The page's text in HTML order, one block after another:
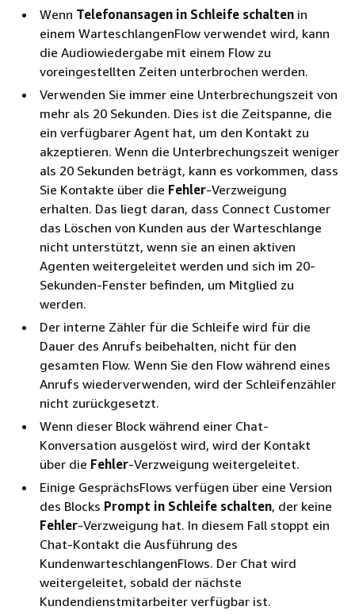
Wenn Telefonansagen in Schleife schalten in
einem WarteschlangenFlow verwendet wird, kann
die Audiowiedergabe mit einem Flow zu
voreingestellten Zeiten unterbrochen werden.
Verwenden Sie immer eine Unterbrechungszeit von
mehr als 20 Sekunden. Dies ist die Zeitspanne, die
ein verfügbarer Agent hat, um den Kontakt zu
akzeptieren. Wenn die Unterbrechungszeit weniger
als 20 Sekunden beträgt, kann es vorkommen, dass
Sie Kontakte über die Fehler-Verzweigung
erhalten. Das liegt daran, dass Connect Customer
das Löschen von Kunden aus der Warteschlange
nicht unterstützt, wenn sie an einen aktiven
Agenten weitergeleitet werden und sich im 20-
Sekunden-Fenster befinden, um Mitglied zu
werden.
Der interne Zähler für die Schleife wird für die
Dauer des Anrufs beibehalten, nicht für den
gesamten Flow. Wenn Sie den Flow während eines
Anrufs wiederverwenden, wird der Schleifenzähler
nicht zurückgesetzt.
Wenn dieser Block während einer Chat-
Konversation ausgelöst wird, wird der Kontakt
über die Fehler-Verzweigung weitergeleitet.
Einige GesprächsFlows verfügen über eine Version
des Blocks Prompt in Schleife schalten, der keine
Fehler-Verzweigung hat. In diesem Fall stoppt ein
Chat-Kontakt die Ausführung des
KundenwarteschlangenFlows. Der Chat wird
weitergeleitet, sobald der nächste
Kundendienstmitarbeiter verfügbar ist.